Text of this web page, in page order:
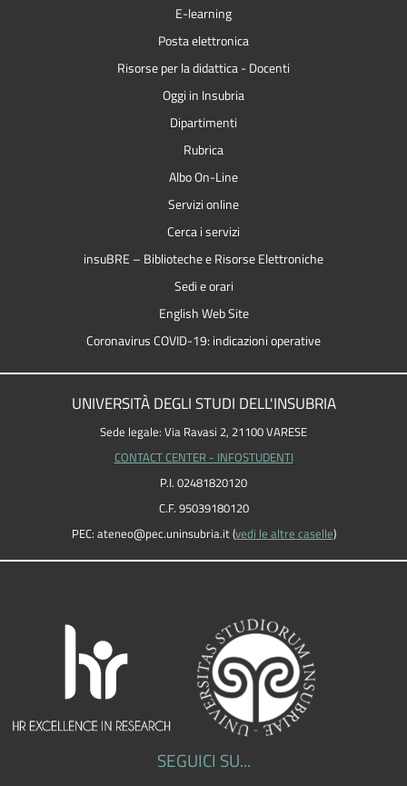
E-learning
Posta elettronica
Risorse per la didattica - Docenti
Oggi in Insubria
Dipartimenti
Rubrica
Albo On-Line
Servizi online
Cerca i servizi
insuBRE – Biblioteche e Risorse Elettroniche
Sedi e orari
English Web Site
Coronavirus COVID-19: indicazioni operative
UNIVERSITÀ DEGLI STUDI DELL'INSUBRIA
Sede legale: Via Ravasi 2, 21100 VARESE
CONTACT CENTER - INFOSTUDENTI
P.I. 02481820120
C.F. 95039180120
PEC: ateneo@pec.uninsubria.it (vedi le altre caselle)
SEGUICI SU...